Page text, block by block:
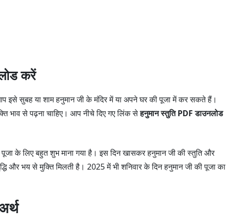
करें
इसे सुबह या शाम हनुमान जी के मंदिर में या अपने घर की पूजा में कर सकते हैं।
भाव से पढ़ना चाहिए। आप नीचे दिए गए लिंक सेहनुमान स्तुति PDF डाउनलोड
पूजा के लिए बहुत शुभ माना गया है। इस दिन खासकर हनुमान जी की स्तुति और
और भय से मुक्ति मिलती है। 2025 में भी शनिवार के दिन हनुमान जी की पूजा का